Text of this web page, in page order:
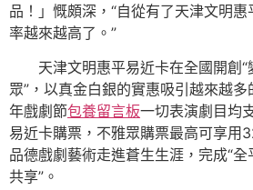
品！」慨頗深，“自從有了天津文明
率越來越高了。”
天津文明惠平易近卡在全國開創
眾”，以真金白銀的實惠吸引越來越
年戲劇節包養留言板一切表演劇目均
易近卡購票，不雅眾購票最高可享用
品德戲劇藝術走進蒼生生涯，完成“
共享”。